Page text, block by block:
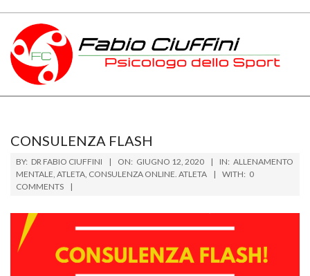
content
PSICOLOGO
SPORT
TOSCANA
MenuCONSULENZA FLASH
BY: DR FABIO CIUFFINI ON: GIUGNO 12, 2020 IN: ALLENAMENTO
MENTALE, ATLETA, CONSULENZA ONLINE. ATLETA WITH: 0
COMMENTS